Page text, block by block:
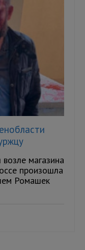
магазина
произошла
Ромашек